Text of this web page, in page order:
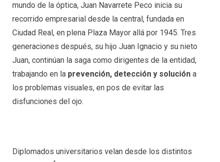
mundo de la óptica, Juan Navarrete Peco inicia su
recorrido empresarial desde la central, fundada en
Ciudad Real, en plena Plaza Mayor allá por 1945. Tres
generaciones después, su hijo Juan Ignacio y su nieto
Juan, continúan la saga como dirigentes de la entidad,
trabajando en la prevención, detección y solución a
los problemas visuales, en pos de evitar las
disfunciones del ojo.
Diplomados universitarios velan desde los distintos